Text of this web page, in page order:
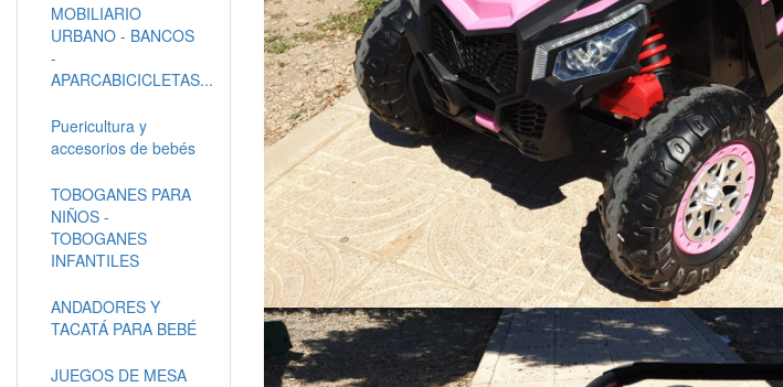
MOBILIARIO
URBANO - BANCOS
-
APARCABICICLETAS...
Puericultura y
accesorios de bebés
TOBOGANES PARA
NIÑOS -
TOBOGANES
INFANTILES
ANDADORES Y
TACATÁ PARA BEBÉ
JUEGOS DE MESA